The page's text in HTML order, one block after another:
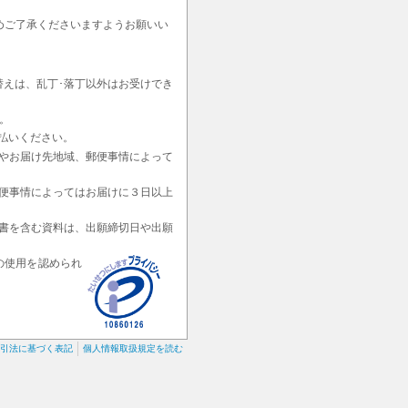
了承くださいますようお願いい
は、乱丁･落丁以外はお受けでき
ください。
お届け先地域、郵便事情によって
事情によってはお届けに３日以上
を含む資料は、出願締切日や出願
使用を認められ
個人情報取扱規定を読む
法に基づく表記